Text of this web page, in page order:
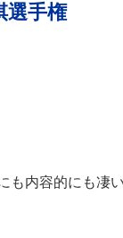
選手権
も内容的にも凄